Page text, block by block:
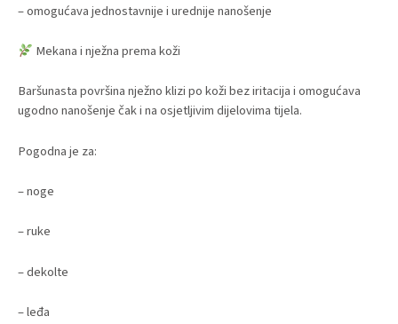
– omogućava jednostavnije i urednije nanošenje
Mekana i nježna prema koži
Baršunasta površina nježno klizi po koži bez iritacija i omogućava
ugodno nanošenje čak i na osjetljivim dijelovima tijela.
Pogodna je za:
– noge
– ruke
– dekolte
– leđa